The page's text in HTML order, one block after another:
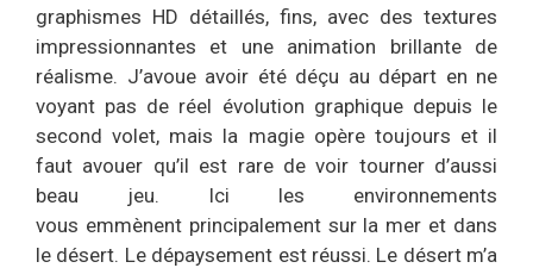
graphismes HD détaillés, fins, avec des textures
impressionnantes et une animation brillante de
réalisme. J’avoue avoir été déçu au départ en ne
voyant pas de réel évolution graphique depuis le
second volet, mais la magie opère toujours et il
faut avouer qu’il est rare de voir tourner d’aussi
beau jeu. Ici les environnements
vous emmènent principalement sur la mer et dans
le désert. Le dépaysement est réussi. Le désert m’a